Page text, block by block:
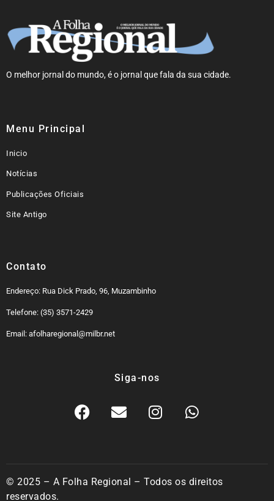
O melhor jornal do mundo, é o jornal que fala da sua cidade.
Menu Principal
Inicio
Notícias
Publicações Oficiais
Site Antigo
Contato
Endereço: Rua Dick Prado, 96, Muzambinho
Telefone: (35) 3571-2429
Email: afolharegional@milbr.net
Siga-nos
© 2025 – A Folha Regional – Todos os direitos
reservados.